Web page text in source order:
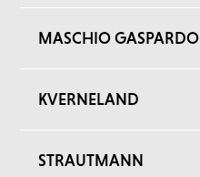
MASCHIO GASPARDO
KVERNELAND
STRAUTMANN